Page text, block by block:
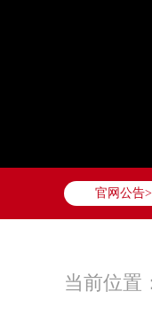
官网公告>
当前位置：